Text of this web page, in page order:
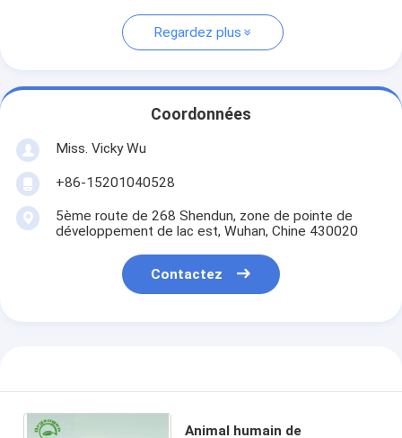
Regardez plus
Coordonnées
Miss. Vicky Wu
+86-15201040528
5ème route de 268 Shendun, zone de pointe de
développement de lac est, Wuhan, Chine 430020
Contactez
Animal humain de